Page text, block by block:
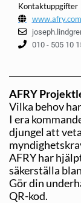
Kontaktuppgifter
www.afry.com
010 - 505 10
AFRY
Vilka behov
I era
djungel att
AFRY har
säkerställa
Gör din
QR-kod.